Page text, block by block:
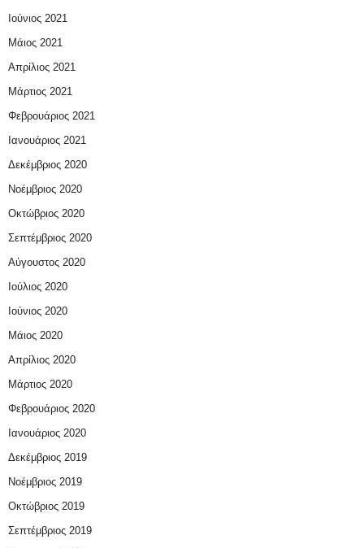
Ιούνιος 2021
Μάιος 2021
Απρίλιος 2021
Μάρτιος 2021
Φεβρουάριος 2021
Ιανουάριος 2021
Δεκέμβριος 2020
Νοέμβριος 2020
Οκτώβριος 2020
Σεπτέμβριος 2020
Αύγουστος 2020
Ιούλιος 2020
Ιούνιος 2020
Μάιος 2020
Απρίλιος 2020
Μάρτιος 2020
Φεβρουάριος 2020
Ιανουάριος 2020
Δεκέμβριος 2019
Νοέμβριος 2019
Οκτώβριος 2019
Σεπτέμβριος 2019